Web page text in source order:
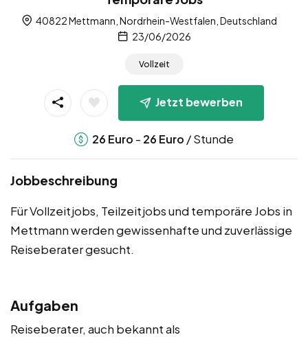
40822 Mettmann, Nordrhein-Westfalen, Deutschland
23/06/2026
Vollzeit
Jetzt bewerben
26 Euro - 26 Euro / Stunde
Jobbeschreibung
Für Vollzeitjobs, Teilzeitjobs und temporäre Jobs in
Mettmann werden gewissenhafte und zuverlässige
Reiseberater gesucht.
Aufgaben
Reiseberater, auch bekannt als